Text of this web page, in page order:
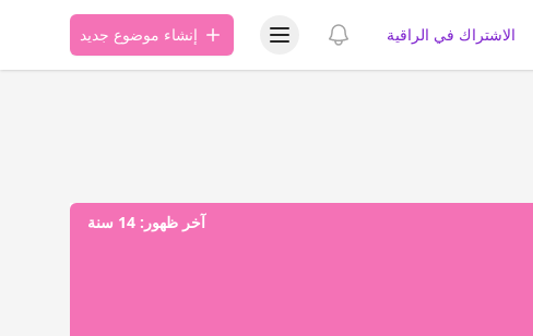
الاشتراك في الراقية عرض الإشعاراتعرض قائمة المستخدمإنشاء موضوع جديد
آخر ظهور: 14 سنة